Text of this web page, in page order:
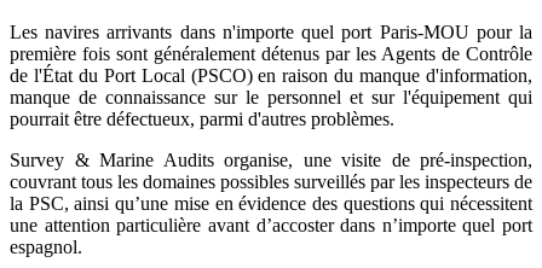
Les navires arrivants dans n'importe quel port Paris-MOU pour la
première fois sont généralement détenus par les Agents de Contrôle
de l'État du Port Local (PSCO) en raison du manque d'information,
manque de connaissance sur le personnel et sur l'équipement qui
pourrait être défectueux, parmi d'autres problèmes.
Survey & Marine Audits organise, une visite de pré-inspection,
couvrant tous les domaines possibles surveillés par les inspecteurs de
la PSC, ainsi qu’une mise en évidence des questions qui nécessitent
une attention particulière avant d’accoster dans n’importe quel port
espagnol.